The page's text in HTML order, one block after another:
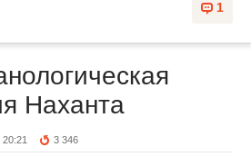
1
Наханта
3 346